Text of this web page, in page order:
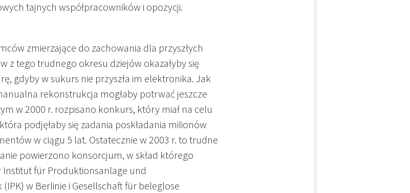
tajnych współpracowników i opozycji.
zmierzające do zachowania dla przyszłych
z tego trudnego okresu dziejów okazałyby się
gdyby w sukurs nie przyszła im elektronika. Jak
rekonstrukcja mogłaby potrwać jeszcze
w 2000 r. rozpisano konkurs, który miał na celu
podjęłaby się zadania poskładania milionów
w ciągu 5 lat. Ostatecznie w 2003 r. to trudne
powierzono konsorcjum, w skład którego
für Produktionsanlage und
w Berlinie i Gesellschaft für beleglose